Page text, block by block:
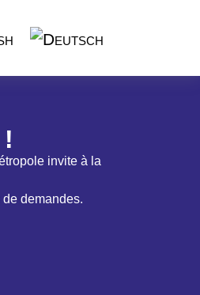
invite à la
demandes.